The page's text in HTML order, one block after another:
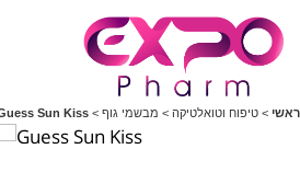
ראשי > טיפוח וטואלטיקה > מבשמי גוף >
Sun Kiss